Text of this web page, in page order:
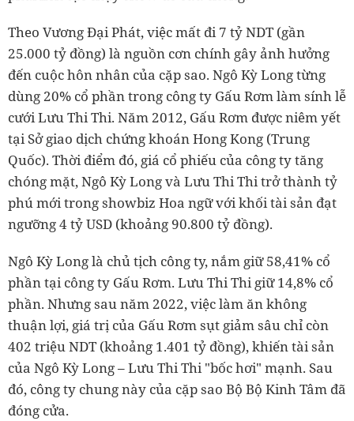
Theo Vương Đại Phát, việc mất đi 7 tỷ NDT (gần
25.000 tỷ đồng) là nguồn cơn chính gây ảnh hưởng
đến cuộc hôn nhân của cặp sao. Ngô Kỳ Long từng
dùng 20% cổ phần trong công ty Gấu Rơm làm sính lễ
cưới Lưu Thi Thi. Năm 2012, Gấu Rơm được niêm yết
tại Sở giao dịch chứng khoán Hong Kong (Trung
Quốc). Thời điểm đó, giá cổ phiếu của công ty tăng
chóng mặt, Ngô Kỳ Long và Lưu Thi Thi trở thành tỷ
phú mới trong showbiz Hoa ngữ với khối tài sản đạt
ngưỡng 4 tỷ USD (khoảng 90.800 tỷ đồng).
Ngô Kỳ Long là chủ tịch công ty, nắm giữ 58,41% cổ
phần tại công ty Gấu Rơm. Lưu Thi Thi giữ 14,8% cổ
phần. Nhưng sau năm 2022, việc làm ăn không
thuận lợi, giá trị của Gấu Rơm sụt giảm sâu chỉ còn
402 triệu NDT (khoảng 1.401 tỷ đồng), khiến tài sản
của Ngô Kỳ Long – Lưu Thi Thi "bốc hơi" mạnh. Sau
đó, công ty chung này của cặp sao Bộ Bộ Kinh Tâm đã
đóng cửa.